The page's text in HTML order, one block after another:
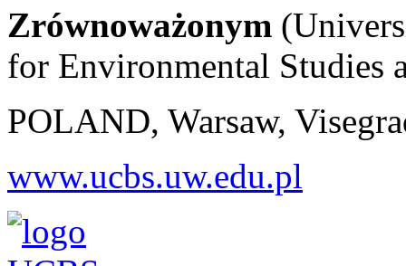
Zrównoważonym
for Environmental Studies
POLAND, Warsaw,
www.ucbs.uw.edu.pl